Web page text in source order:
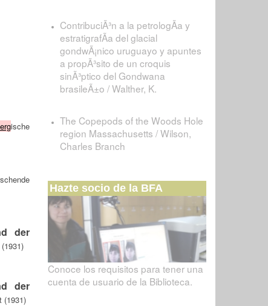
ische
der
der
(1931)
ContribuciÃ³n a la petrologÃ­a y
estratigrafÃ­a del glacial
gondwÃ¡nico uruguayo y apuntes
a propÃ³sito de un croquis
sinÃ³ptico del Gondwana
brasileÃ±o / Walther, K.
The Copepods of the Woods Hole
region Massachusetts / Wilson,
Charles Branch
Hazte socio de la BFA
Conoce los requisitos para tener una
cuenta de usuario de la Biblioteca.